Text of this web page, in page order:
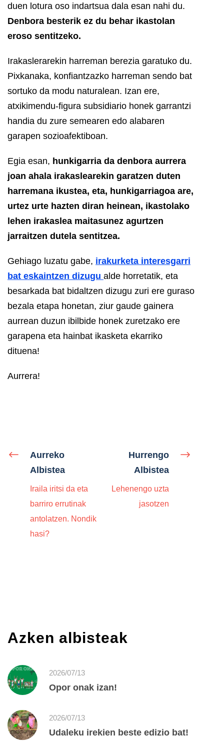
duen lotura oso indartsua dala esan nahi du.
Denbora besterik ez du behar ikastolan
eroso sentitzeko.
Irakaslerarekin harreman berezia garatuko du.
Pixkanaka, konfiantzazko harreman sendo bat
sortuko da modu naturalean. Izan ere,
atxikimendu-figura subsidiario honek garrantzi
handia du zure semearen edo alabaren
garapen sozioafektiboan.
Egia esan, hunkigarria da denbora aurrera
joan ahala irakaslearekin garatzen duten
harremana ikustea, eta, hunkigarriagoa are,
urtez urte hazten diran heinean, ikastolako
lehen irakaslea maitasunez agurtzen
jarraitzen dutela sentitzea.
Gehiago luzatu gabe, irakurketa interesgarri
bat eskaintzen dizugu alde horretatik, eta
besarkada bat bidaltzen dizugu zuri ere guraso
bezala etapa honetan, ziur gaude gainera
aurrean duzun ibilbide honek zuretzako ere
garapena eta hainbat ikasketa ekarriko
dituena!
Aurrera!
Aurreko
Albistea
Iraila iritsi da eta
barriro errutinak
antolatzen. Nondik
hasi?
Hurrengo
Albistea
Lehenengo uzta
jasotzen
Azken albisteak
2026/07/13
Opor onak izan!
2026/07/13
Udaleku irekien beste edizio bat!